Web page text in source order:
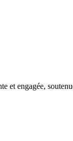
et engagée,